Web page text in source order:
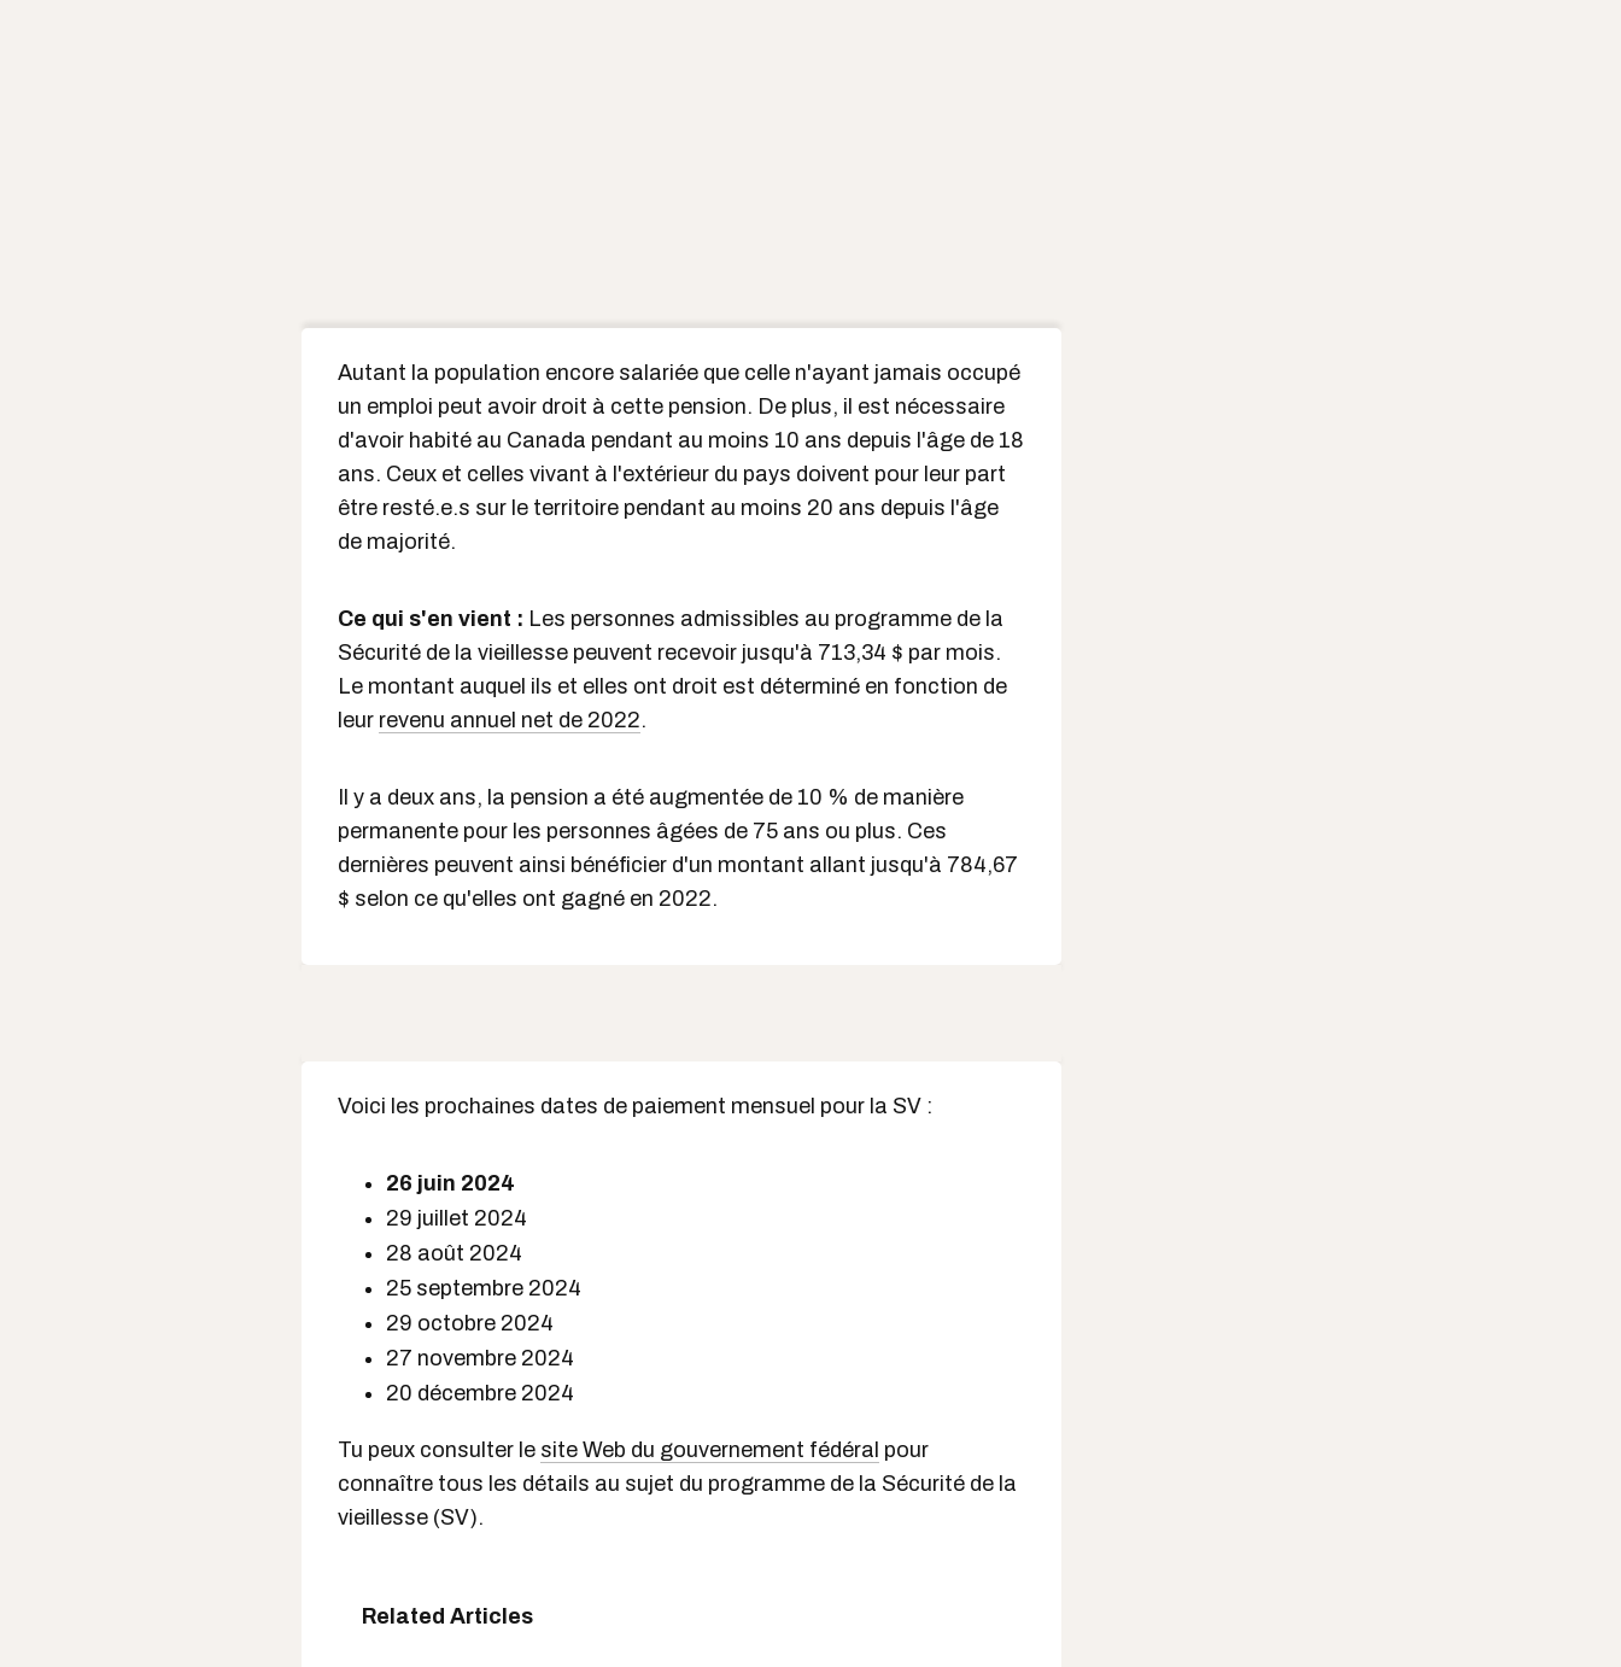
Autant la population encore salariée que celle n'ayant jamais occupé
un emploi peut avoir droit à cette pension. De plus, il est nécessaire
d'avoir habité au Canada pendant au moins 10 ans depuis l'âge de 18
ans. Ceux et celles vivant à l'extérieur du pays doivent pour leur part
être resté.e.s sur le territoire pendant au moins 20 ans depuis l'âge
de majorité.
Ce qui s'en vient : Les personnes admissibles au programme de la
Sécurité de la vieillesse peuvent recevoir jusqu'à 713,34 $ par mois.
Le montant auquel ils et elles ont droit est déterminé en fonction de
leur revenu annuel net de 2022.
Il y a deux ans, la pension a été augmentée de 10 % de manière
permanente pour les personnes âgées de 75 ans ou plus. Ces
dernières peuvent ainsi bénéficier d'un montant allant jusqu'à 784,67
$ selon ce qu'elles ont gagné en 2022.
Voici les prochaines dates de paiement mensuel pour la SV :
26 juin 2024
29 juillet 2024
28 août 2024
25 septembre 2024
29 octobre 2024
27 novembre 2024
20 décembre 2024
Tu peux consulter le site Web du gouvernement fédéral pour
connaître tous les détails au sujet du programme de la Sécurité de la
vieillesse (SV).